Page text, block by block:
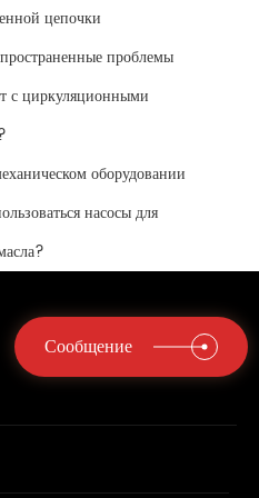
цепочки
проблемы
с циркуляционными
оборудовании
насосы для
Сообщение